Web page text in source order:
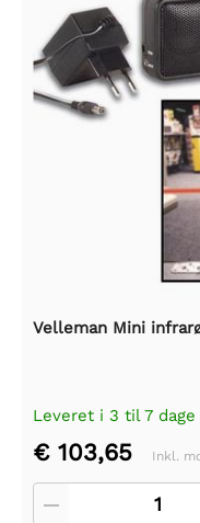
Velleman Mini
Leveret i 3 til 7 dage
€ 103,65 Inkl.